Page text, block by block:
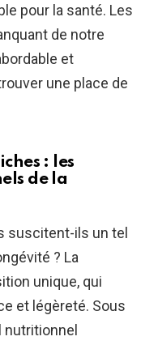
pour la santé. Les
de notre
et
une place de
: les
de la
suscitent-ils un tel
? La
unique, qui
et légèreté. Sous
nutritionnel